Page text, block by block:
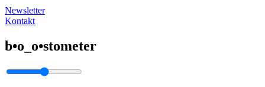
Newsletter
Kontakt
b•o_o•stometer